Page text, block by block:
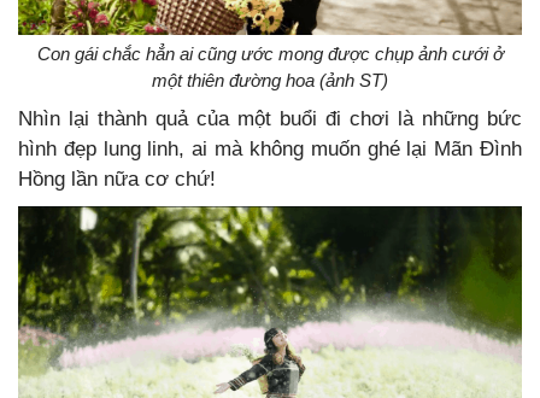
Con gái chắc hẳn ai cũng ước mong được chụp ảnh cưới ở
một thiên đường hoa (ảnh ST)
Nhìn lại thành quả của một buổi đi chơi là những bức
hình đẹp lung linh, ai mà không muốn ghé lại Mãn Đình
Hồng lần nữa cơ chứ!